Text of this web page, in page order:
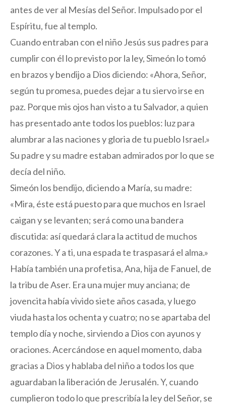
antes de ver al Mesías del Señor. Impulsado por el
Espíritu, fue al templo.
Cuando entraban con el niño Jesús sus padres para
cumplir con él lo previsto por la ley, Simeón lo tomó
en brazos y bendijo a Dios diciendo: «Ahora, Señor,
según tu promesa, puedes dejar a tu siervo irse en
paz. Porque mis ojos han visto a tu Salvador, a quien
has presentado ante todos los pueblos: luz para
alumbrar a las naciones y gloria de tu pueblo Israel.»
Su padre y su madre estaban admirados por lo que se
decía del niño.
Simeón los bendijo, diciendo a María, su madre:
«Mira, éste está puesto para que muchos en Israel
caigan y se levanten; será como una bandera
discutida: así quedará clara la actitud de muchos
corazones. Y a ti, una espada te traspasará el alma.»
Había también una profetisa, Ana, hija de Fanuel, de
la tribu de Aser. Era una mujer muy anciana; de
jovencita había vivido siete años casada, y luego
viuda hasta los ochenta y cuatro; no se apartaba del
templo día y noche, sirviendo a Dios con ayunos y
oraciones. Acercándose en aquel momento, daba
gracias a Dios y hablaba del niño a todos los que
aguardaban la liberación de Jerusalén. Y, cuando
cumplieron todo lo que prescribía la ley del Señor, se